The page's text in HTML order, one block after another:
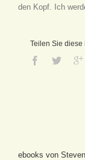
den Kopf. Ich
Teilen Sie diese
ebooks von